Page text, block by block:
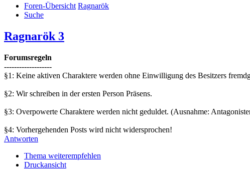
Foren-Übersicht Ragnarök
Suche
Ragnarök 3
Forumsregeln
-------------------
§1: Keine aktiven Charaktere werden ohne Einwilligung des Besitzers
§2: Wir schreiben in der ersten Person Präsens.
§3: Overpowerte Charaktere werden nicht geduldet. (Ausnahme:
§4: Vorhergehenden Posts wird nicht widersprochen!
Antworten
Thema weiterempfehlen
Druckansicht